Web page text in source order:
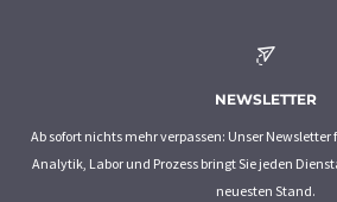
NEWSLETTER
Ab sofort nichts mehr verpassen: Unser
Analytik, Labor und Prozess bringt Sie jeden
neuesten Stand.